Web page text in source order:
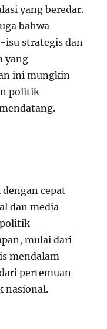
yang beredar.
bahwa
isu strategis dan
yang
ini mungkin
politik
cepat
dan media
politik
mulai dari
mendalam
pertemuan
nasional.